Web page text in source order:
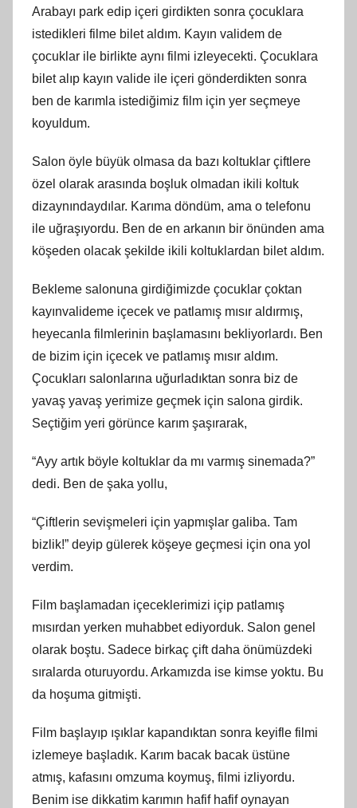
Arabayı park edip içeri girdikten sonra çocuklara
istedikleri filme bilet aldım. Kayın validem de
çocuklar ile birlikte aynı filmi izleyecekti. Çocuklara
bilet alıp kayın valide ile içeri gönderdikten sonra
ben de karımla istediğimiz film için yer seçmeye
koyuldum.
Salon öyle büyük olmasa da bazı koltuklar çiftlere
özel olarak arasında boşluk olmadan ikili koltuk
dizaynındaydılar. Karıma döndüm, ama o telefonu
ile uğraşıyordu. Ben de en arkanın bir önünden ama
köşeden olacak şekilde ikili koltuklardan bilet aldım.
Bekleme salonuna girdiğimizde çocuklar çoktan
kayınvalideme içecek ve patlamış mısır aldırmış,
heyecanla filmlerinin başlamasını bekliyorlardı. Ben
de bizim için içecek ve patlamış mısır aldım.
Çocukları salonlarına uğurladıktan sonra biz de
yavaş yavaş yerimize geçmek için salona girdik.
Seçtiğim yeri görünce karım şaşırarak,
“Ayy artık böyle koltuklar da mı varmış sinemada?”
dedi. Ben de şaka yollu,
“Çiftlerin sevişmeleri için yapmışlar galiba. Tam
bizlik!” deyip gülerek köşeye geçmesi için ona yol
verdim.
Film başlamadan içeceklerimizi içip patlamış
mısırdan yerken muhabbet ediyorduk. Salon genel
olarak boştu. Sadece birkaç çift daha önümüzdeki
sıralarda oturuyordu. Arkamızda ise kimse yoktu. Bu
da hoşuma gitmişti.
Film başlayıp ışıklar kapandıktan sonra keyifle filmi
izlemeye başladık. Karım bacak bacak üstüne
atmış, kafasını omzuma koymuş, filmi izliyordu.
Benim ise dikkatim karımın hafif hafif oynayan